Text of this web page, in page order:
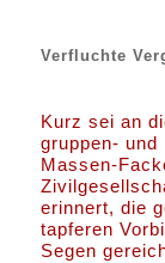
Verfluchte
Kurz sei an
gruppen-
Massen-
erinnert, die
tapferen
Segen